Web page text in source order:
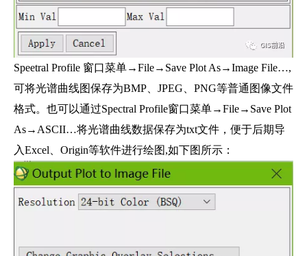
Speetral Profile 窗口菜单→File→Save Plot As→Image File…,
可将光谱曲线图保存为BMP、JPEG、PNG等普通图像文件
格式。也可以通过Spectral Profile窗口菜单→File→Save Plot
As→ASCII…将光谱曲线数据保存为txt文件，便于后期导
入Excel、Origin等软件进行绘图,如下图所示：